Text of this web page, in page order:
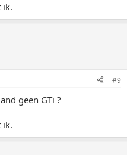
ik.
#9
geen GTi ?
ik.